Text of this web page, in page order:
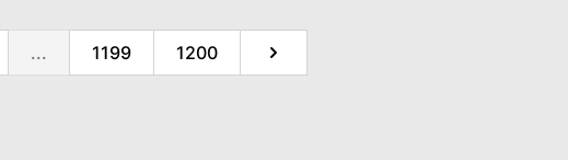
... 1199 1200